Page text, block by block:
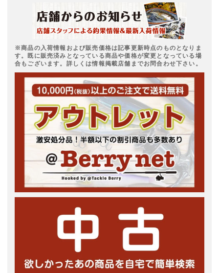
※商品の入荷情報および販売価格は記事更新時点のものとなりま
す。既に販売済みとなっている商品や価格が変更となっている場
合もございます。詳しくは情報掲載店舗までお問合わせ下さい。